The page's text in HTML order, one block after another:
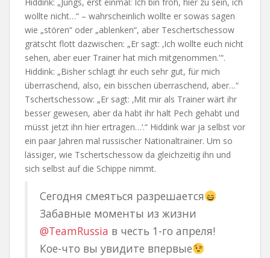
wollte nicht…“ – wahrscheinlich wollte er sowas sagen
wie „stören“ oder „ablenken“, aber Teschertschessow
grätscht flott dazwischen: „Er sagt: ‚Ich wollte euch nicht
sehen, aber euer Trainer hat mich mitgenommen.'“.
Hiddink: „Bisher schlagt ihr euch sehr gut, für mich
überraschend, also, ein bisschen überraschend, aber…“
Tschertschessow: „Er sagt: ‚Mit mir als Trainer wärt ihr
besser gewesen, aber da habt ihr halt Pech gehabt und
müsst jetzt ihn hier ertragen…‘.“ Hiddink war ja selbst vor
ein paar Jahren mal russischer Nationaltrainer. Um so
lässiger, wie Tschertschessow da gleichzeitig ihn und
sich selbst auf die Schippe nimmt.
Сегодня смеяться разрешается
Забавные моменты из жизни
@TeamRussia в честь 1-го апреля!
Кое-что вы увидите впервые